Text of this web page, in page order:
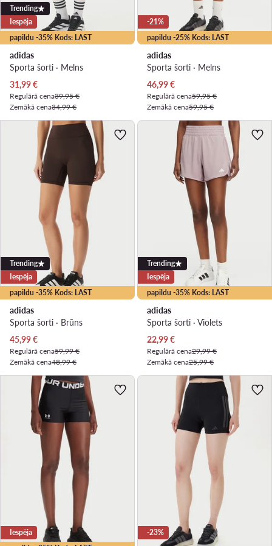
papildu -35% Kods: LAST
Trending
Iespēja
adidas
Sporta šorti · Melns
Pašreizējā cena
31,99€
Regulārā cena39,95 €
Zemākā cena34,99 €
papildu -25% Kods: LAST
-21%
adidas
Sporta šorti · Melns
Pašreizējā cena
46,99€
Regulārā cena59,95 €
Zemākā cena59,95 €
papildu -35% Kods: LAST
Trending
Iespēja
adidas
Sporta šorti · Brūns
Pašreizējā cena
45,99€
Regulārā cena59,99 €
Zemākā cena48,99 €
papildu -35% Kods: LAST
Trending
Iespēja
adidas
Sporta šorti · Violets
Pašreizējā cena
22,99€
Regulārā cena29,99 €
Zemākā cena25,99 €
Iespēja -23%